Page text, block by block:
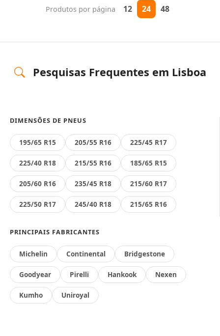
Produtos por página 12 24 48
Pesquisas Frequentes em Lisboa
DIMENSÕES DE PNEUS
195/65 R15 205/55 R16 225/45 R17
225/40 R18 215/55 R16 185/65 R15
205/60 R16 235/45 R18 215/60 R17
225/50 R17 245/40 R18 215/65 R16
PRINCIPAIS FABRICANTES
Michelin Continental Bridgestone
Goodyear Pirelli Hankook Nexen
Kumho Uniroyal